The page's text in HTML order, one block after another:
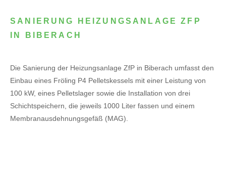
SANIERUNG HEIZUNGSANLAGE ZFP
IN BIBERACH
Die Sanierung der Heizungsanlage ZfP in Biberach umfasst den
Einbau eines Fröling P4 Pelletskessels mit einer Leistung von
100 kW, eines Pelletslager sowie die Installation von drei
Schichtspeichern, die jeweils 1000 Liter fassen und einem
Membranausdehnungsgefäß (MAG).